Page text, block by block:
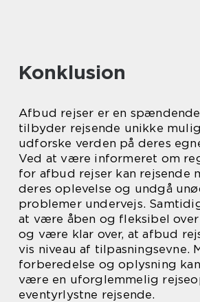
Konklusion
Afbud rejser er en
tilbyder rejsende unikke
udforske verden på deres
Ved at være informeret om
for afbud rejser kan rejsende
deres oplevelse og undgå
problemer undervejs.
at være åben og fleksibel
og være klar over, at afbud
vis niveau af tilpasningsevne.
forberedelse og oplysning
være en uforglemmelig
eventyrlystne rejsende.